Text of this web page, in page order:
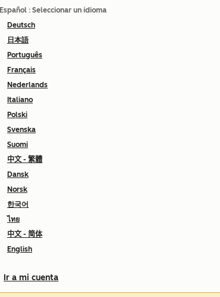
Español : Seleccionar un idioma
Deutsch
日本語
Português
Français
Nederlands
Italiano
Polski
Svenska
Suomi
中文 - 繁體
Dansk
Norsk
한국어
ไทย
中文 - 简体
English
Ir a mi cuenta